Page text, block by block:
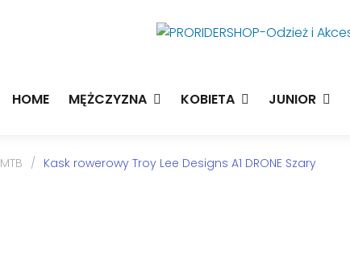
HOME MĘŻCZYZNA KOBIETA JUNIOR
MTB / Kask rowerowy Troy Lee Designs A1 DRONE Szary